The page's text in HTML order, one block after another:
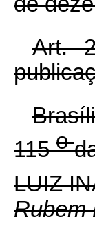
Art.
115o
LUIZ
Rubem